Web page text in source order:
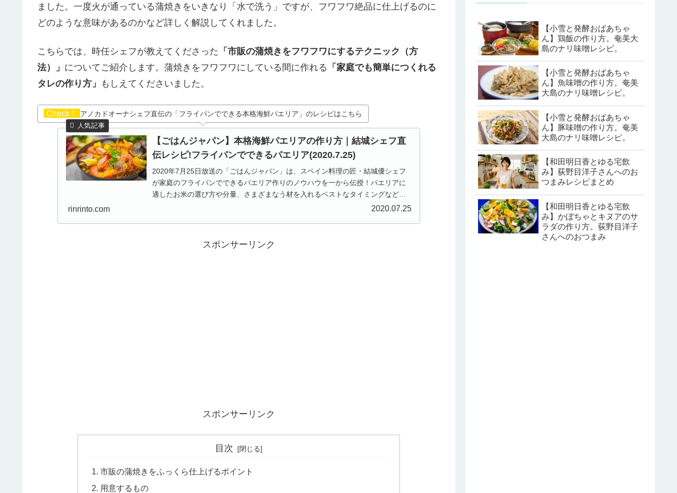
ました。一度火が通っている蒲焼きをいきなり「水で洗う」ですが、フワフワ絶品に仕上げるのに
どのような意味があるのかなど詳しく解説してくれました。
こちらでは、時任シェフが教えてくださった 「市販の蒲焼きをフワフワにするテクニック（方
法）」 についてご紹介します。蒲焼きをフワフワにしている間に作れる 「家庭でも簡単につくれる
タレの作り方」
もしえてくださいました。
Check！ アノカドオーナシェフ直伝の「フライパンでできる本格海鮮パエリア」のレシピはこちら
【ごはんジャパン】本格海鮮パエリアの作り方｜結城シェフ直
伝レシピ!フライパンでできるパエリア(2020.7.25)
2020年7月25日放送の「ごはんジャパン」は、スペイン料理の匠・結城優シェフ
が家庭のフライパンでできるパエリア作りのノウハウを一から伝授！パエリアに
適したお米の選び方や分量、さまざまなう材を入れるベストなタイミングなど、
rinrinto.com 2020.07.25
スポンサーリンク
スポンサーリンク
目次
市販の蒲焼きをふっくら仕上げるポイント
用意するもの
【小雪と発酵おばあちゃ
ん】鶏飯の作り方。奄美大
島のナリ味噌レシピ。
【小雪と発酵おばあちゃ
ん】魚味噌の作り方。奄美
大島のナリ味噌レシピ。
【小雪と発酵おばあちゃ
ん】豚味噌の作り方。奄美
大島のナリ味噌レシピ。
【和田明日香とゆる宅飲
み】荻野目洋子さんへのお
つまみレシピまとめ
【和田明日香とゆる宅飲
み】かぼちゃとキヌアのサ
ラダの作り方。荻野目洋子
さんへのおつまみ